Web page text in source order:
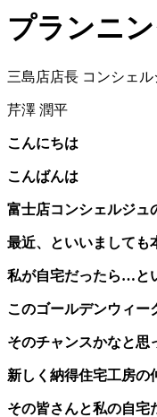
プランニ
三島店店長 コンシェル
芹澤 潤平
こんにちは
こんばんは
富士店コンシェルジュ
最近、といいましても
私が自宅だったら…と
このゴールデンウィー
そのチャンスかなと思
新しく納得住宅工房の
その皆さんと私の自宅